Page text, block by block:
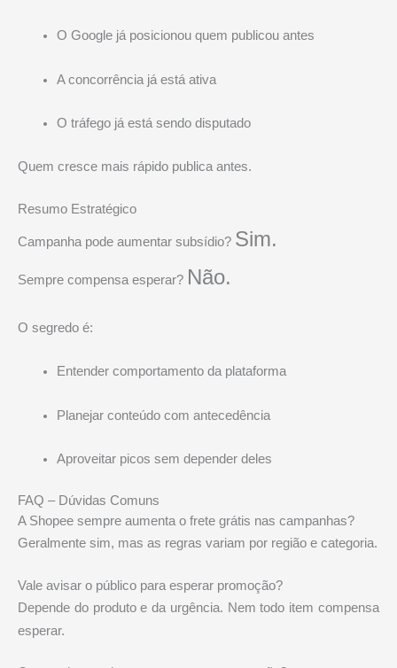
O Google já posicionou quem publicou antes
A concorrência já está ativa
O tráfego já está sendo disputado
Quem cresce mais rápido publica antes.
Resumo Estratégico
Campanha pode aumentar subsídio? Sim.
Sempre compensa esperar? Não.
O segredo é:
Entender comportamento da plataforma
Planejar conteúdo com antecedência
Aproveitar picos sem depender deles
FAQ – Dúvidas Comuns
A Shopee sempre aumenta o frete grátis nas campanhas?
Geralmente sim, mas as regras variam por região e categoria.
Vale avisar o público para esperar promoção?
Depende do produto e da urgência. Nem todo item compensa
esperar.